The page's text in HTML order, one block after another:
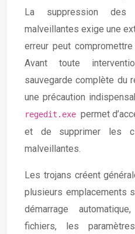
La suppression
malveillantes exige une
erreur peut
Avant toute
sauvegarde complète du
une précaution
regedit.exepermet
et de supprimer les
malveillantes.
Les trojans créent
plusieurs emplacements
démarrage
fichiers, les